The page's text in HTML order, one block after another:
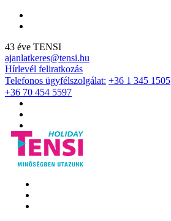
43 éve TENSI
ajanlatkeres@tensi.hu
Hírlevél feliratkozás
Telefonos ügyfélszolgálat: +36 1 345 1505
+36 70 454 5597